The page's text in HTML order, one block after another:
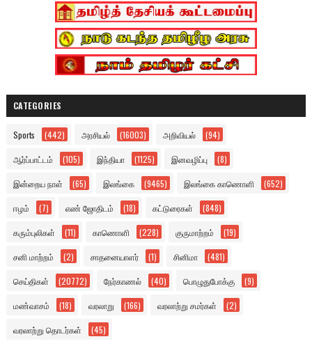
CATEGORIES
Sports (442) அரசியல் (16003) அறிவியல் (94)
ஆர்ப்பாட்டம் (105) இந்தியா (1125) இனவழிப்பு (8)
இன்றைய நாள் (65) இலங்கை (9465) இலங்கை காணொளி (652)
ஈழம் (7) எண் ஜோதிடம் (18) கட்டுரைகள் (848)
கரும்புலிகள் (11) காணொளி (228) குருமாற்றம் (19)
சனி மாற்றம் (2) சாதனையாளர் (1) சினிமா (481)
செய்திகள் (20772) நேர்காணல் (40) பொழுதுபோக்கு (9)
மண்வாசம் (18) வரலாறு (166) வரலாற்று சமர்கள் (2)
வரலாற்று தொடர்கள் (45)